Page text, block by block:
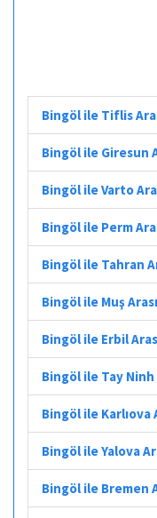
Bingöl ile Tiflis
Bingöl ile Giresun
Bingöl ile Varto
Bingöl ile Perm
Bingöl ile Tahran
Bingöl ile Muş
Bingöl ile Erbil
Bingöl ile Tay
Bingöl ile Karlıova
Bingöl ile Yalova
Bingöl ile Bremen